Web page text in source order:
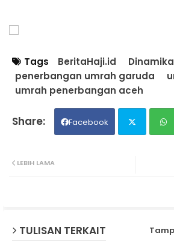
Tags BeritaHaji.id
penerbangan umrah garuda
umrah penerbangan aceh
Facebook
p
LEBIH LAMA
TULISAN TERKAIT